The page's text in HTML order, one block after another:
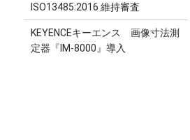
ISO13485:2016 維持審査
KEYENCEキーエンス 画像寸法測
定器『IM-8000』導入